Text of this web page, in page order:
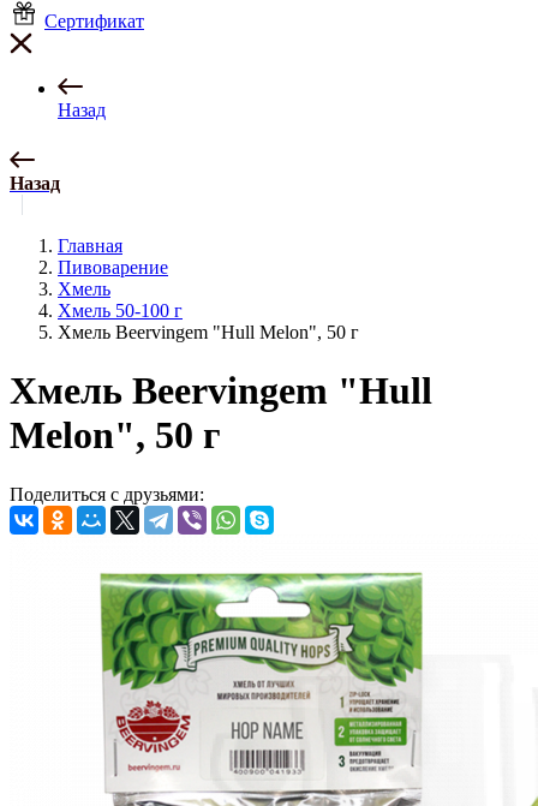
Сертификат
Назад
Назад
Главная
Пивоварение
Хмель
Хмель 50-100 г
Хмель Beervingem "Hull Melon", 50 г
Хмель Beervingem "Hull
Melon", 50 г
Поделиться с друзьями: